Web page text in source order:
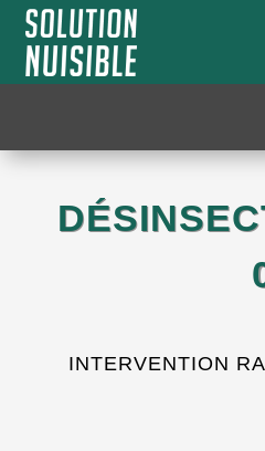
INTERVENTION